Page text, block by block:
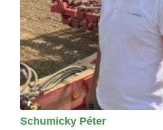
Schumicky Péter